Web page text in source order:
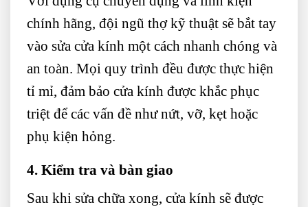
chính hãng, đội ngũ thợ kỹ thuật sẽ bắt tay
vào sửa cửa kính một cách nhanh chóng và
an toàn. Mọi quy trình đều được thực hiện
tỉ mỉ, đảm bảo cửa kính được khắc phục
triệt để các vấn đề như nứt, vỡ, kẹt hoặc
phụ kiện hỏng.
4. Kiểm tra và bàn giao
Sau khi sửa chữa xong, cửa kính sẽ được